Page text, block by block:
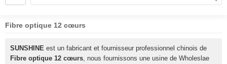
Fibre optique 12 cœurs
SUNSHINE est un fabricant et fournisseur professionnel chinois de
Fibre optique 12 cœurs, nous fournissons une usine de Wholeslae